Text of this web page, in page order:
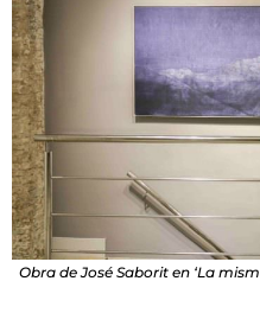
Obra de José Saborit en ‘La